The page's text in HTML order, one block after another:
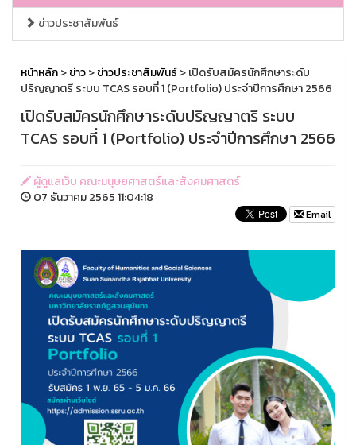
ข่าวประชาสัมพันธ์
หน้าหลัก>ข่าว>ข่าวประชาสัมพันธ์> เปิดรับสมัครนักศึกษาระดับ
ปริญญาตรี ระบบ TCAS รอบที่ 1 (Portfolio) ประจำปีการศึกษา 2566
เปิดรับสมัครนักศึกษาระดับปริญญาตรี ระบบ
TCAS รอบที่ 1 (Portfolio) ประจำปีการศึกษา 2566
ผู้ดูแลเว็บ คณะมนุษยศาสตร์และสังคมศาสตร์
07 ธันวาคม 2565 11:04:18
Email